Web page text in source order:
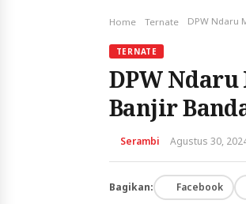
Home Ternate
TERNATE
DPW
Banjir
Serambi Agustus 30,
Bagikan: Facebook